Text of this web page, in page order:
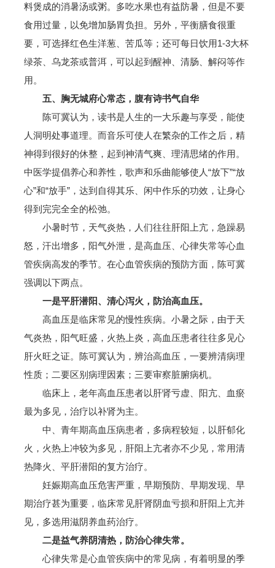
料煲成的消暑汤或粥。多吃水果也有益防暑，但是不要
食用过量，以免增加肠胃负担。另外，平衡膳食很重
要，可选择红色生洋葱、苦瓜等；还可每日饮用1-3大杯
绿茶、乌龙茶或普洱，可以起到醒神、清肠、解闷等作
用。
五、胸无城府心常态，腹有诗书气自华
陈可冀认为，读书是人生的一大乐趣与享受，能使
人洞明处事道理。而音乐可使人在繁杂的工作之后，精
神得到很好的休整，起到神清气爽、理清思绪的作用。
中医学提倡养心和养性，歌声和乐曲能够使人“放下”“放
心”和“放手”，达到自得其乐、闲中作乐的功效，让身心
得到完完全全的松弛。
小暑时节，天气炎热，人们往往肝阳上亢，急躁易
怒，汗出增多，阳气外泄，是高血压、心律失常等心血
管疾病高发的季节。在心血管疾病的预防方面，陈可冀
强调以下两点。
一是平肝潜阳、清心泻火，防治高血压。
高血压是临床常见的慢性疾病。小暑之际，由于天
气炎热，阳气旺盛，火热上炎，高血压患者往往多见心
肝火旺之证。陈可冀认为，辨治高血压，一要辨清病理
性质；二要区别病理因素；三要审察脏腑病机。
临床上，老年高血压患者以肝肾亏虚、阳亢、血瘀
最为多见，治疗以补肾为主。
中、青年期高血压病患者，多病程较短，以肝郁化
火，火热上冲较为多见，肝阳上亢者亦不少见，常用清
热降火、平肝潜阳的复方治疗。
妊娠期高血压危害严重，早期预防、早期发现、早
期治疗甚为重要，临床常见肝肾阴血亏损和肝阳上亢并
见，多选用滋阴养血药治疗。
二是益气养阴清热，防治心律失常。
心律失常是心血管疾病中的常见病，有着明显的季